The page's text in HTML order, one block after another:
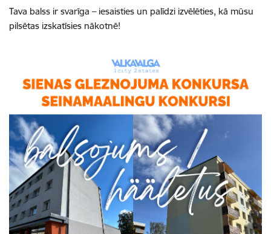
Tava balss ir svarīga – iesaisties un palīdzi izvēlēties, kā mūsu
pilsētas izskatīsies nākotnē!